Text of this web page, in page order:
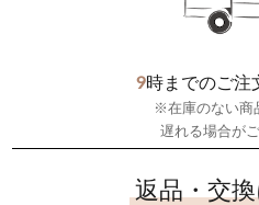
9時までのご注
※在庫のない商
遅れる場合が
返品・交